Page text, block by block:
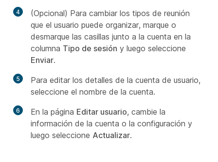
4
(Opcional) Para cambiar los tipos de reunión
que el usuario puede organizar, marque o
desmarque las casillas junto a la cuenta en la
columna Tipo de sesión y luego seleccione
Enviar.
5
Para editar los detalles de la cuenta de usuario,
seleccione el nombre de la cuenta.
6 En la página Editar usuario, cambie la
información de la cuenta o la configuración y
luego seleccione Actualizar.